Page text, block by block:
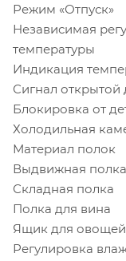
Режим «Отпуск»
Независимая
температуры
Индикация
Сигнал открытой
Блокировка от
Холодильная
Материал полок
Выдвижная полка
Складная полка
Полка для вина
Ящик для овощей
Регулировка